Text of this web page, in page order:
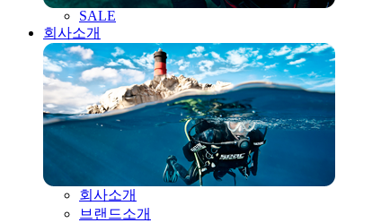
SALE
회사소개
회사소개
브랜드소개